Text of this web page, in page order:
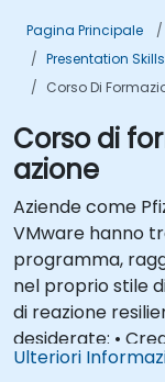
Pagina Principale
Presentation
Corso Di
Corso di
azione
Aziende come
VMware hanno
programma,
nel proprio stile
di reazione
desiderate: •
prestazioni •
Ulteriori